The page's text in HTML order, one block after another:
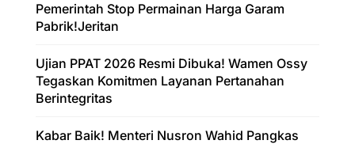
Pemerintah Stop Permainan Harga Garam
Pabrik!Jeritan
Ujian PPAT 2026 Resmi Dibuka! Wamen Ossy
Tegaskan Komitmen Layanan Pertanahan
Berintegritas
Kabar Baik! Menteri Nusron Wahid Pangkas